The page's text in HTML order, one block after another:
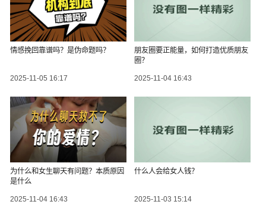
情感挽回靠谱吗？是伪命题吗？
2025-11-05 16:17
朋友圈要正能量，如何打造优质朋友
圈？
2025-11-04 16:43
为什么和女生聊天有问题？本质原因
是什么
2025-11-04 16:43
什么人会给女人钱？
2025-11-03 15:14